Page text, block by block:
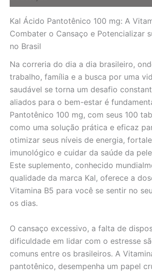
Energia
Bem-
Estar
100
Tabletes
Kal Ácido Pantotênico 100 mg: A
Combater o Cansaço e Potencializar
no Brasil
Na correria do dia a dia brasileiro,
trabalho, família e a busca por uma
saudável se torna um desafio
aliados para o bem-estar é
Pantotênico 100 mg, com seus 100
como uma solução prática e eficaz
otimizar seus níveis de energia,
imunológico e cuidar da saúde da
Este suplemento, conhecido
qualidade da marca Kal, oferece a
Vitamina B5 para você se sentir no
os dias.
O cansaço excessivo, a falta de
dificuldade em lidar com o estresse
comuns entre os brasileiros. A
pantotênico, desempenha um papel